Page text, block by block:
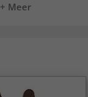
+ Meer